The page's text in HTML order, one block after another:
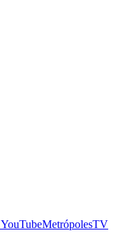
YouTubeMetrópolesTV